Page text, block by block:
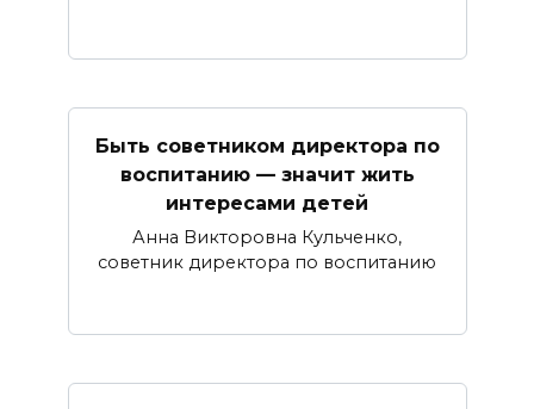
Быть советником директора по
воспитанию — значит жить
интересами детей
Анна Викторовна Кульченко,
советник директора по воспитанию